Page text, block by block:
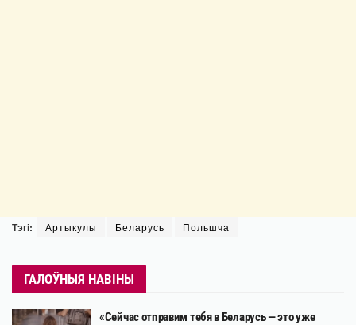
Тэгі: Артыкулы Беларусь Польшча
ГАЛОЎНЫЯ НАВІНЫ
«Сейчас отправим тебя в Беларусь — это уже